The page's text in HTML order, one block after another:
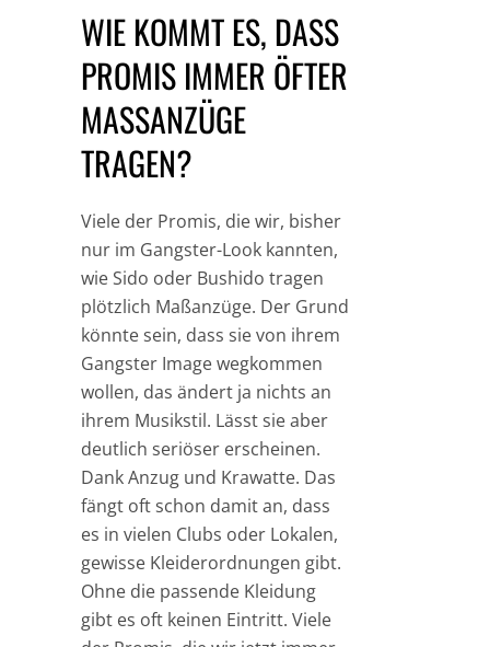
WIE KOMMT ES, DASS
PROMIS IMMER ÖFTER
MASSANZÜGE T
RAGEN?
Viele der Promis, die wir, bisher
nur im Gangster-Look kannten,
wie Sido oder Bushido tragen
plötzlich Maßanzüge. Der Grund
könnte sein, dass sie von ihrem
Gangster Image wegkommen
wollen, das ändert ja nichts an
ihrem Musikstil. Lässt sie aber
deutlich seriöser erscheinen.
Dank Anzug und Krawatte. Das
fängt oft schon damit an, dass
es in vielen Clubs oder Lokalen,
gewisse Kleiderordnungen gibt.
Ohne die passende Kleidung
gibt es oft keinen Eintritt. Viele